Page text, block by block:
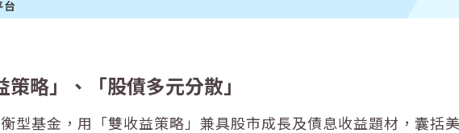
略」、「股債多元分散」
型基金，用「雙收益策略」兼具股市成長及債息收益題材，囊括